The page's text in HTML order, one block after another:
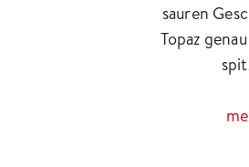
sauren
Topaz